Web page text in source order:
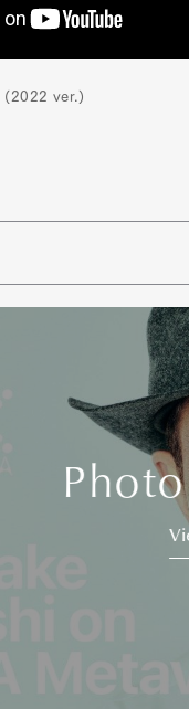
(2022 ver.)